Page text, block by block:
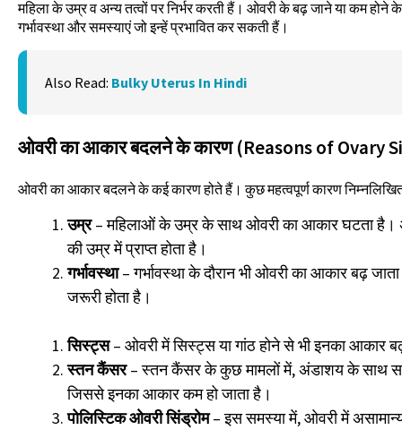
महिला के उम्र व अन्य तत्वों पर निर्भर करती हैं। ओवरी के बढ़ जाने या कम
गर्भावस्था और समस्याएं जो इन्हें प्रभावित कर सकती हैं।
Also Read: Bulky Uterus In Hindi
ओवरी का आकार बदलने के कारण (Reasons of Ovary
ओवरी का आकार बदलने के कई कारण होते हैं। कुछ महत्वपूर्ण कारण
उम्र– महिलाओं के उम्र के साथ ओवरी का आकार घटता
की उम्र में प्राप्त होता है।
गर्भावस्था– गर्भावस्था के दौरान भी ओवरी का आकार बढ़
जरूरी होता है।
सिस्ट्स– ओवरी में सिस्ट्स या गांठ होने से भी इनका आकार
स्तन कैंसर– स्तन कैंसर के कुछ मामलों में, अंडाशय के साथ
जिससे इनका आकार कम हो जाता है।
पोलिस्टिक ओवरी सिंड्रोम– इस समस्या में, ओवरी में